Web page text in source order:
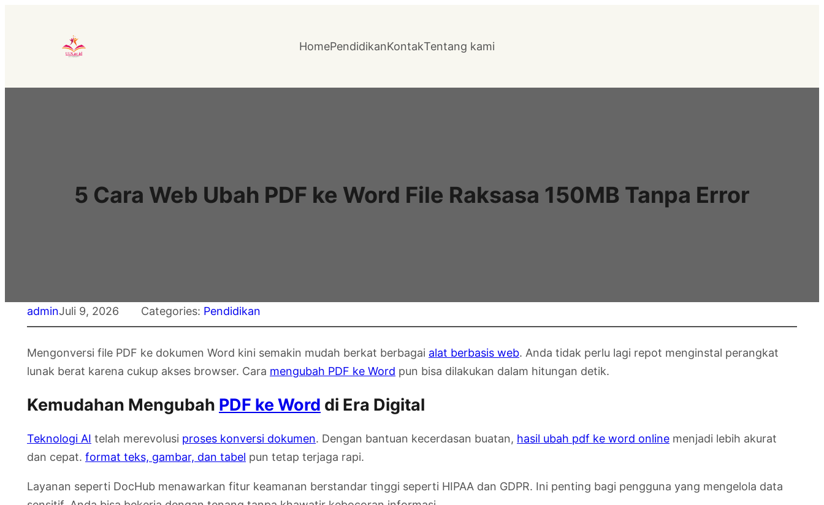
HomePendidikanKontakTentang kami
5 Cara Web Ubah PDF ke Word File Raksasa 150MB Tanpa Error
adminJuli 9, 2026 Categories: Pendidikan
Mengonversi file PDF ke dokumen Word kini semakin mudah berkat berbagai alat berbasis web. Anda tidak perlu lagi repot menginstal perangkat
lunak berat karena cukup akses browser. Cara mengubah PDF ke Word pun bisa dilakukan dalam hitungan detik.
Kemudahan Mengubah PDF ke Word di Era Digital
Teknologi AI telah merevolusi proses konversi dokumen. Dengan bantuan kecerdasan buatan, hasil ubah pdf ke word online menjadi lebih akurat
dan cepat. format teks, gambar, dan tabel pun tetap terjaga rapi.
Layanan seperti DocHub menawarkan fitur keamanan berstandar tinggi seperti HIPAA dan GDPR. Ini penting bagi pengguna yang mengelola data